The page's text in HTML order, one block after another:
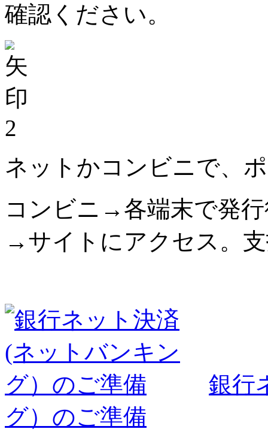
確認ください。
2
ネットかコンビニで、
コンビニ→各端末で発
→サイトにアクセス。
銀行
グ）のご準備